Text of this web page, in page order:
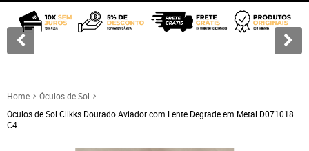
Home
Óculos de Sol
Óculos de Sol Clikks Dourado Aviador com Lente Degrade em Metal D071018
C4